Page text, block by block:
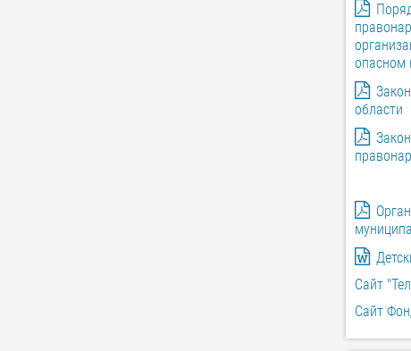
опасном
области
Сайт
Сайт